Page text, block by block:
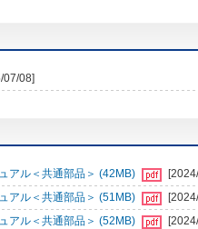
07/08]
アル＜共通部品＞ (42MB)
アル＜共通部品＞ (51MB)
アル＜共通部品＞ (52MB)